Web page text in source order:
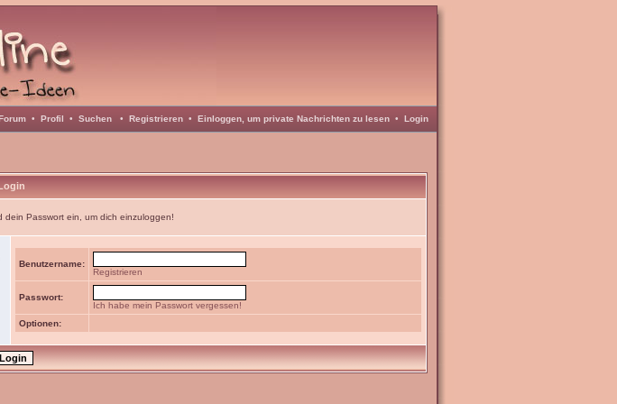
• Profil • Suchen • Registrieren • Einloggen, um private Nachrichten zu lesen • Login
Passwort ein, um dich einzuloggen!
Benutzername:
Registrieren
Passwort:
Ich habe mein Passwort vergessen!
Optionen: